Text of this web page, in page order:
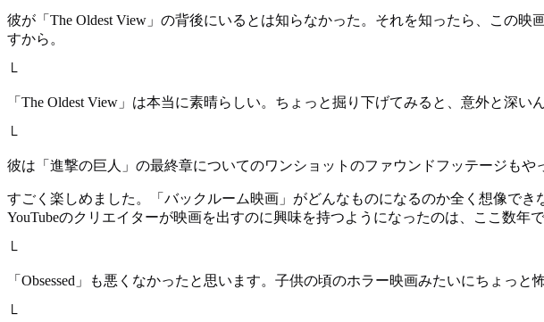
彼が「The Oldest View」の背後にいるとは知らなかった。それを知ったら、この
すから。
└
「The Oldest View」は本当に素晴らしい。ちょっと掘り下げてみると、意外と深いん
└
彼は「進撃の巨人」の最終章についてのワンショットのファウンドフッテージも
すごく楽しめました。「バックルーム映画」がどんなものになるのか全く想像で
YouTubeのクリエイターが映画を出すのに興味を持つようになったのは、ここ数年
└
「Obsessed」も悪くなかったと思います。子供の頃のホラー映画みたいにちょっと
└